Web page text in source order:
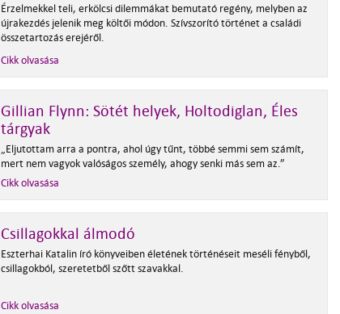
Érzelmekkel teli, erkölcsi dilemmákat bemutató regény, melyben az
újrakezdés jelenik meg költői módon. Szívszorító történet a családi
összetartozás erejéről.
Cikk olvasása
Gillian Flynn: Sötét helyek, Holtodiglan, Éles
tárgyak
„Eljutottam arra a pontra, ahol úgy tűnt, többé semmi sem számít,
mert nem vagyok valóságos személy, ahogy senki más sem az.”
Cikk olvasása
Csillagokkal álmodó
Eszterhai Katalin író könyveiben életének történéseit meséli fényből,
csillagokból, szeretetből szőtt szavakkal.
Cikk olvasása